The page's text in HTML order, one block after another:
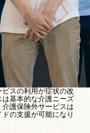
スの利用が症状の改
基本的な介護ニーズ
護保険外サービスは
の支援が可能になり